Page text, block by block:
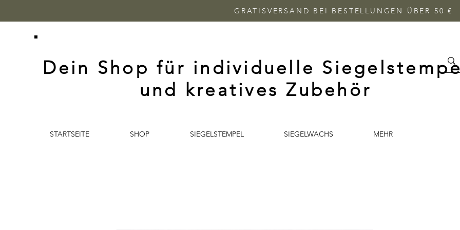
GRATISVERSAND BEI BESTELLUNGEN ÜBER 50 €
Dein Shop für individuelle
und kreatives Zubehör
STARTSEITE SHOP SIEGELSTEMPEL SIEGELWACHS MEHR